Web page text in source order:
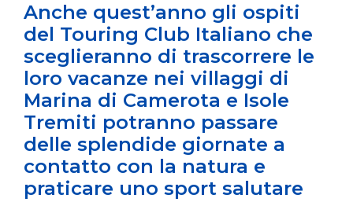
Anche quest’anno gli ospiti
del Touring Club Italiano che
sceglieranno di trascorrere le
loro vacanze nei villaggi di
Marina di Camerota e Isole
Tremiti potranno passare
delle splendide giornate a
contatto con la natura e
praticare uno sport salutare